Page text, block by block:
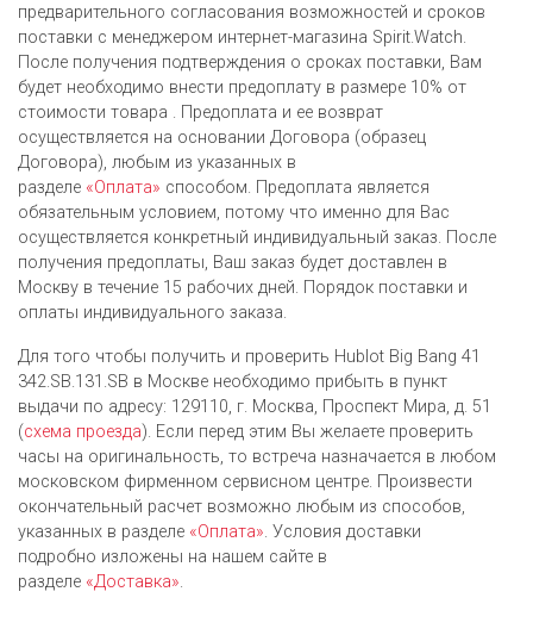
предварительного согласования возможностей и сроков
поставки с менеджером интернет-магазина Spirit.Watch.
После получения подтверждения о сроках поставки, Вам
будет необходимо внести предоплату в размере 10% от
стоимости товара . Предоплата и ее возврат
осуществляется на основании Договора (образец
Договора), любым из указанных в
разделе «Оплата» способом. Предоплата является
обязательным условием, потому что именно для Вас
осуществляется конкретный индивидуальный заказ. После
получения предоплаты, Ваш заказ будет доставлен в
Москву в течение 15 рабочих дней. Порядок поставки и
оплаты индивидуального заказа.
Для того чтобы получить и проверить Hublot Big Bang 41
342.SB.131.SB в Москве необходимо прибыть в пункт
выдачи по адресу: 129110, г. Москва, Проспект Мира, д. 51
(схема проезда). Если перед этим Вы желаете проверить
часы на оригинальность, то встреча назначается в любом
московском фирменном сервисном центре. Произвести
окончательный расчет возможно любым из cпособов,
указанных в разделе «Оплата». Условия доставки
подробно изложены на нашем сайте в
разделе «Доставка».